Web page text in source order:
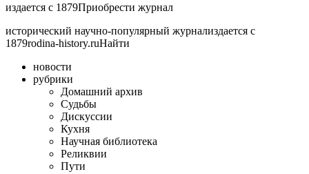
издается с 1879Приобрести журнал
исторический научно-популярный журнализдается с
1879rodina-history.ruНайти
новости
рубрики
Домашний архив
Cудьбы
Дискуссии
Кухня
Научная библиотека
Реликвии
Пути